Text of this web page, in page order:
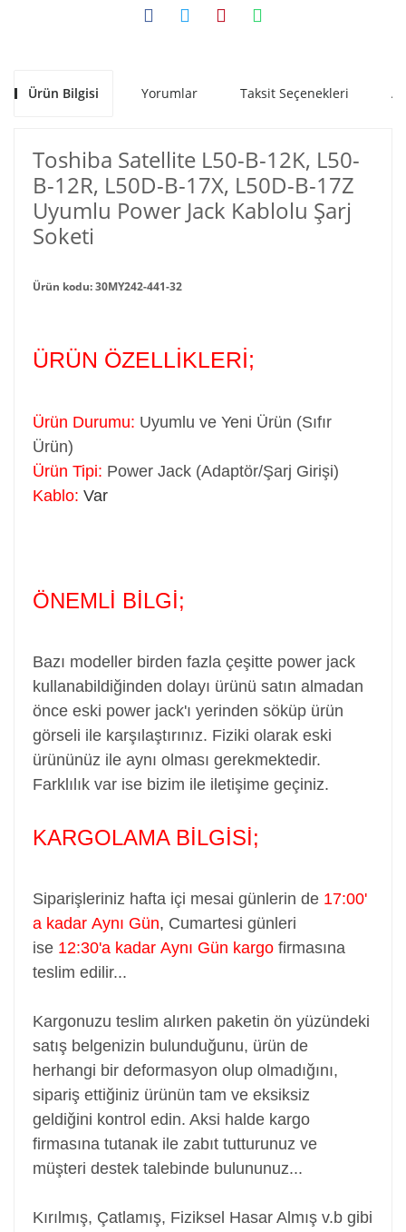
Ürün Bilgisi Yorumlar Taksit Seçenekleri
Toshiba Satellite L50-B-12K, L50-
B-12R, L50D-B-17X, L50D-B-17Z
Uyumlu Power Jack Kablolu Şarj
Soketi
Ürün kodu: 30MY242-441-32
ÜRÜN ÖZELLİKLERİ;
Ürün Durumu: Uyumlu ve Yeni Ürün (Sıfır
Ürün)
Ürün Tipi: Power Jack (Adaptör/Şarj Girişi)
Kablo: Var
ÖNEMLİ BİLGİ;
Bazı modeller birden fazla çeşitte power jack
kullanabildiğinden dolayı ürünü satın almadan
önce eski power jack'ı yerinden söküp ürün
görseli ile karşılaştırınız. Fiziki olarak eski
ürününüz ile aynı olması gerekmektedir.
Farklılık var ise bizim ile iletişime geçiniz.
KARGOLAMA BİLGİSİ;
Siparişleriniz hafta içi mesai günlerin de 17:00'
a kadar Aynı Gün, Cumartesi günleri
ise 12:30'a kadar Aynı Gün kargo firmasına
teslim edilir...
Kargonuzu teslim alırken paketin ön yüzündeki
satış belgenizin bulunduğunu, ürün de
herhangi bir deformasyon olup olmadığını,
sipariş ettiğiniz ürünün tam ve eksiksiz
geldiğini kontrol edin. Aksi halde kargo
firmasına tutanak ile zabıt tutturunuz ve
müşteri destek talebinde bulununuz...
Kırılmış, Çatlamış, Fiziksel Hasar Almış v.b gibi